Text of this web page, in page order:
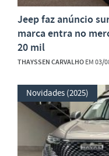
Jeep faz anúncio
marca entra no
20 mil
THAYSSEN CARVALHOEM 03/
Novidades (2025)